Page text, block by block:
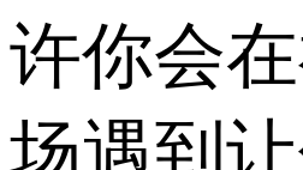
许你会
场遇到